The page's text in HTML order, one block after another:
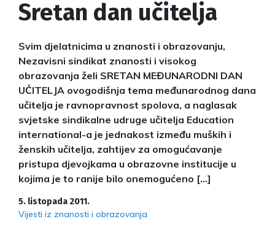
Sretan dan učitelja
Svim djelatnicima u znanosti i obrazovanju,
Nezavisni sindikat znanosti i visokog
obrazovanja želi SRETAN MEĐUNARODNI DAN
UČITELJA ovogodišnja tema međunarodnog dana
učitelja je ravnopravnost spolova, a naglasak
svjetske sindikalne udruge učitelja Education
international-a je jednakost između muških i
ženskih učitelja, zahtijev za omogućavanje
pristupa djevojkama u obrazovne institucije u
kojima je to ranije bilo onemogućeno […]
5. listopada 2011.
Vijesti iz znanosti i obrazovanja